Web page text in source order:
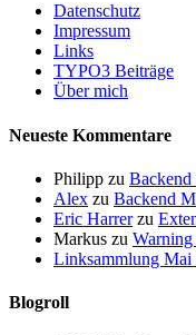
Datenschutz
Impressum
Links
TYPO3 Beiträge
Über mich
Neueste Kommentare
Philipp zu Backend
Alex zu Backend
Eric Harrerzu
Markus zu
Linksammlung Mai
Blogroll